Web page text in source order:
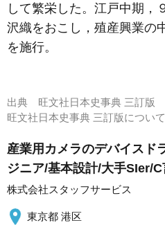
して繁栄した。江戸中期，
沢織をおこし，殖産興業の
を施行。
出典 旺文社日本史事典 三訂版
旺文社日本史事典 三訂版につ
産業用カメラのデバイスド
ジニア/基本設計/大手SIer/
株式会社スタッフサービス
東京都 港区